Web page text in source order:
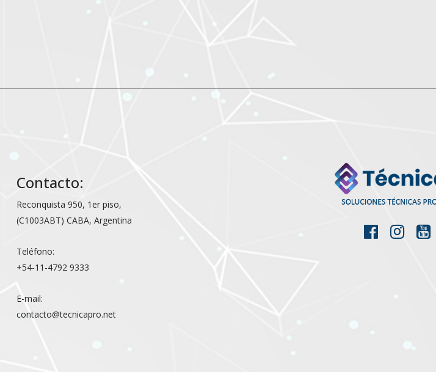
Contacto:
Reconquista 950, 1er piso,
(C1003ABT) CABA, Argentina
Teléfono:
+54-11-4792 9333
E-mail:
contacto@tecnicapro.net